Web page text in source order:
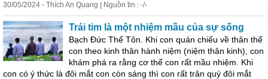
30/05/2024 - Thích An Quang | Nguồn tin : -/-
Trái tim là một nhiệm mầu của sự sống
Bạch Đức Thế Tôn. Khi con quán chiếu về thân thể
con theo kinh thân hành niệm (niệm thân kinh), con
khám phá ra rằng cơ thể con rất mầu nhiệm. Khi
con có ý thức là đôi mắt con còn sáng thì con rất trân quý đôi mắt